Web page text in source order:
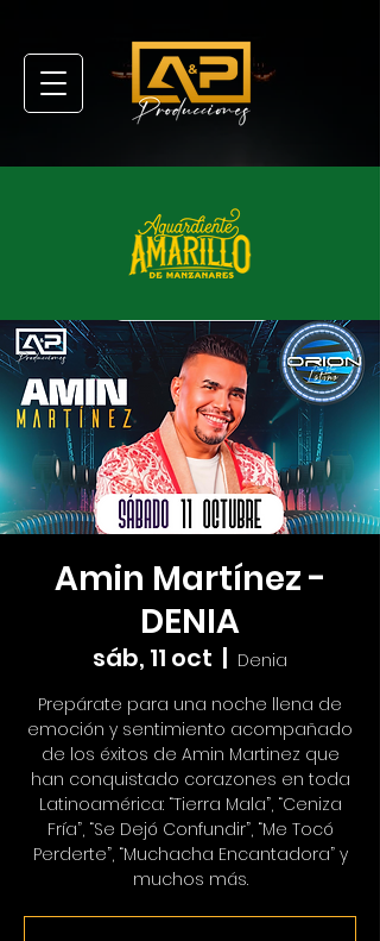
Amin Martínez -
DENIA
sáb, 11 oct
  |
Denia
Prepárate para una noche llena de
emoción y sentimiento acompañado
de los éxitos de Amin Martinez que
han conquistado corazones en toda
Latinoamérica: “Tierra Mala”, “Ceniza
Fría”, “Se Dejó Confundir”, “Me Tocó
Perderte”, “Muchacha Encantadora” y
muchos más.